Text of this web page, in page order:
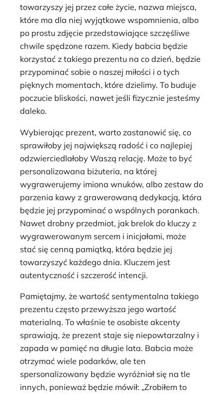
towarzyszy jej przez całe życie, nazwa miejsca,
które ma dla niej wyjątkowe wspomnienia, albo
po prostu zdjęcie przedstawiające szczęśliwe
chwile spędzone razem. Kiedy babcia będzie
korzystać z takiego prezentu na co dzień, będzie
przypominać sobie o naszej miłości i o tych
pięknych momentach, które dzielimy. To buduje
poczucie bliskości, nawet jeśli fizycznie jesteśmy
daleko.
Wybierając prezent, warto zastanowić się, co
sprawiłoby jej największą radość i co najlepiej
odzwierciedlałoby Waszą relację. Może to być
personalizowana biżuteria, na której
wygrawerujemy imiona wnuków, albo zestaw do
parzenia kawy z grawerowaną dedykacją, która
będzie jej przypominać o wspólnych porankach.
Nawet drobny przedmiot, jak brelok do kluczy z
wygrawerowanym sercem i inicjałami, może
stać się cenną pamiątką, która będzie jej
towarzyszyć każdego dnia. Kluczem jest
autentyczność i szczerość intencji.
Pamiętajmy, że wartość sentymentalna takiego
prezentu często przewyższa jego wartość
materialną. To właśnie te osobiste akcenty
sprawiają, że prezent staje się niepowtarzalny i
zapada w pamięć na długie lata. Babcia może
otrzymać wiele podarków, ale ten
spersonalizowany będzie wyróżniał się na tle
innych, ponieważ będzie mówił: „Zrobiłem to